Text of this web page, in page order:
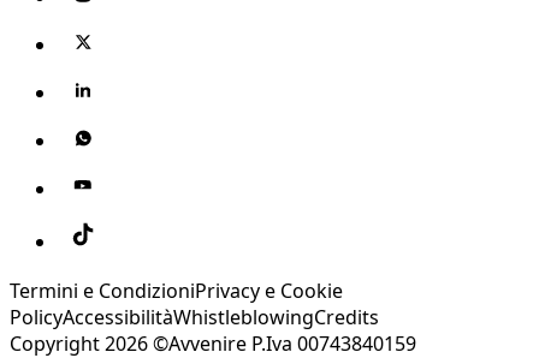
Termini e CondizioniPrivacy e Cookie
PolicyAccessibilitàWhistleblowingCredits
Copyright 2026 ©Avvenire P.Iva 00743840159